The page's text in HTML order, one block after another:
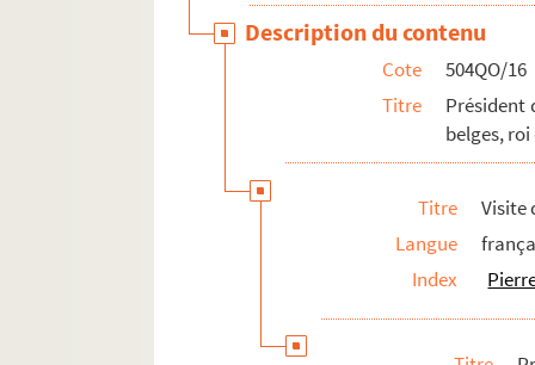
Description du contenu
Cote
504QO/16
Titre
Président
belges, roi
Titre
Visite
Langue
Index